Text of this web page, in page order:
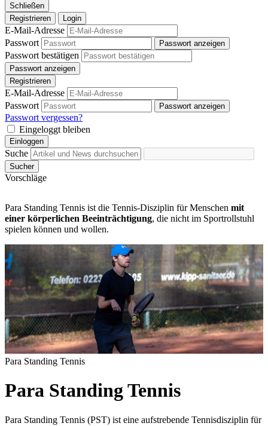
Schließen
Registrieren
Login
E-Mail-Adresse
Passwort
Passwort anzeigen
Passwort bestätigen
Passwort anzeigen
Registrieren
E-Mail-Adresse
Passwort
Passwort anzeigen
Passwort vergessen?
Eingeloggt bleiben
Einloggen
Suche
Sucher
Vorschläge
Para Standing Tennis ist die Tennis-Disziplin für Menschen mit
einer körperlichen Beeinträchtigung, die nicht im Sportrollstuhl
spielen können und wollen.
Para Standing Tennis
Para Standing Tennis
Para Standing Tennis (PST) ist eine aufstrebende Tennisdisziplin für